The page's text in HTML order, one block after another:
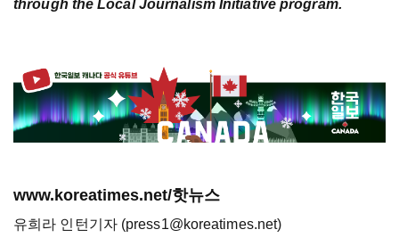
through the Local Journalism Initiative program.
www.koreatimes.net/핫뉴스
유희라 인턴기자 (press1@koreatimes.net)